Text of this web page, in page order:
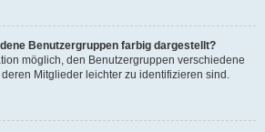
Benutzergruppen farbig dargestellt?
möglich, den Benutzergruppen verschiedene
Mitglieder leichter zu identifizieren sind.